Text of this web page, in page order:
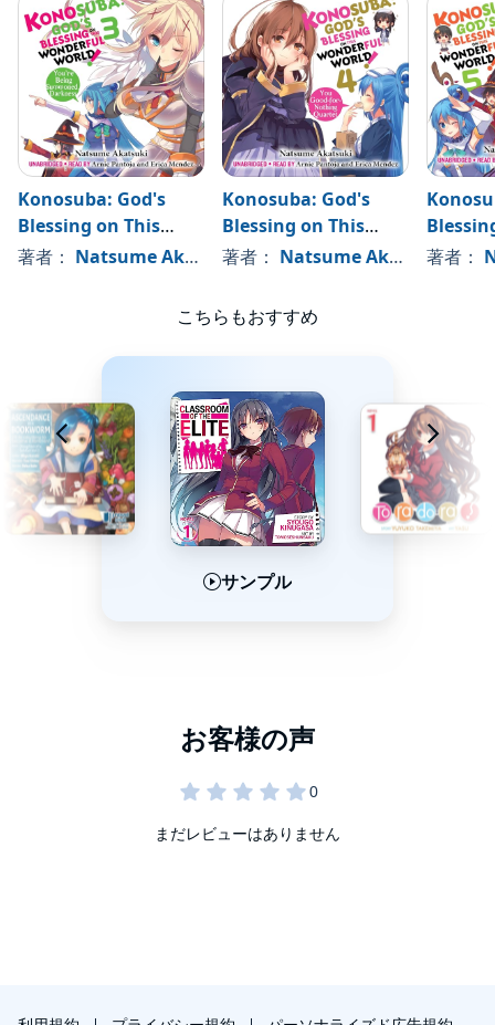
Konosuba: God's
Blessing on This
Wonderful World!,
著者： Natsume Akatsuki , 、その他
Konosuba: God's
Blessing on This
Wonderful World!,
著者： Natsume Akatsuki , 、そ
著者：
こちらもおすすめ
サンプル
まだレビューはありません